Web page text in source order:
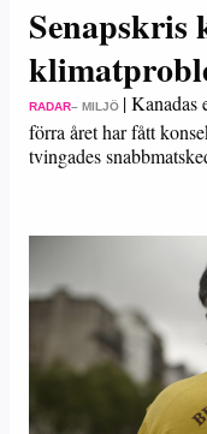
Senapskris
RADAR– MILJÖ |Kanadas
förra året har fått
tvingades